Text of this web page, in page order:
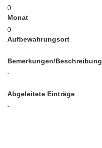
0
Monat
0
Aufbewahrungsort
-
Bemerkungen/Beschreibung
-
Abgeleitete Einträge
-